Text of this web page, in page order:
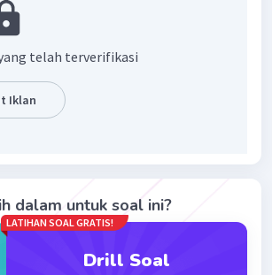
telah terverifikasi
Iklan
dalam untuk soal ini?
LATIHAN SOAL GRATIS!
Drill Soal